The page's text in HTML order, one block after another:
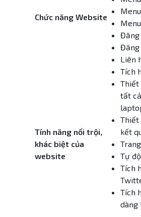
Chức năng Website
Đăng
Đăng
Liên
Tích
Tính năng nổi trội,
khác biệt của
website
Thiết
tất
Thiết
kết
Tự
Tích
Tích
dàng